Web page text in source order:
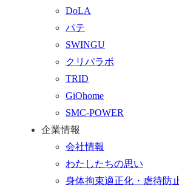
DoLA
パテ
SWINGU
クリパラボ
TRID
GiOhome
SMC-POWER
企業情報
会社情報
わたしたちの思い
身体拘束適正化・虐待防